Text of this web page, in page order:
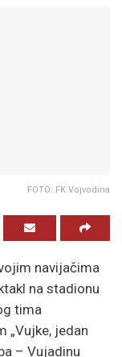
FOTO: FK Vojvodina
navijačima
na stadionu
tima
„Vujke, jedan
– Vujadinu